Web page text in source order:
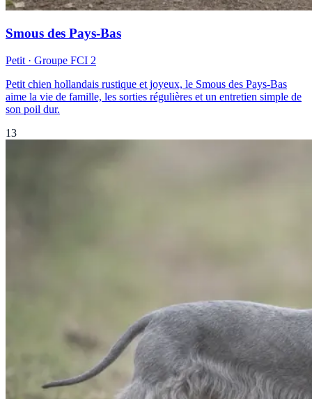
Smous des Pays-Bas
Petit · Groupe FCI 2
Petit chien hollandais rustique et joyeux, le Smous des Pays-Bas
aime la vie de famille, les sorties régulières et un entretien simple de
son poil dur.
13